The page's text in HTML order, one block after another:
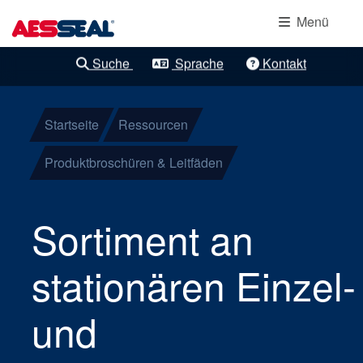
Menü
Mechanische
Patronendichtungen
Gasdichtungen
Versorgungssysteme
Suche Sprache Kontakt
Startseite Ressourcen
Produktbroschüren & Leitfäden
Sortiment an
stationären Einzel-
und
Klare Verfeinerungen